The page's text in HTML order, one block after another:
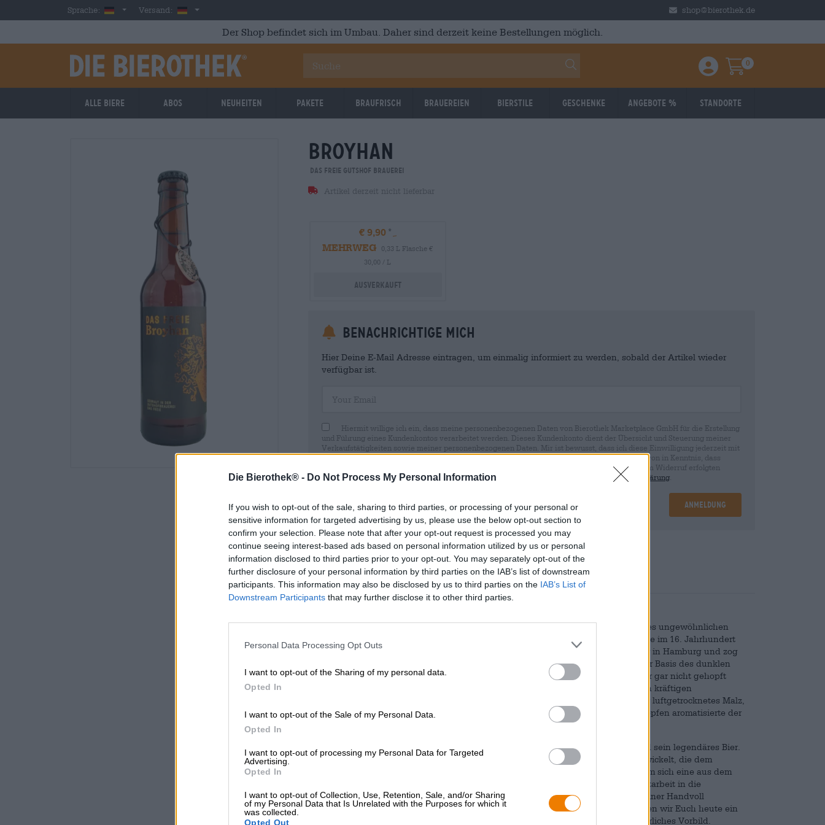
Die Bierothek® - Do Not Process My Personal Information
If you wish to opt-out of the sale, sharing to third parties, or processing of your personal or
sensitive information for targeted advertising by us, please use the below opt-out section to
confirm your selection. Please note that after your opt-out request is processed you may
continue seeing interest-based ads based on personal information utilized by us or personal
information disclosed to third parties prior to your opt-out. You may separately opt-out of the
further disclosure of your personal information by third parties on the IAB’s list of downstream
participants. This information may also be disclosed by us to third parties on the IAB’s List of
Downstream Participants that may further disclose it to other third parties.
Personal Data Processing Opt Outs
I want to opt-out of the Sharing of my personal data.
Opted In
I want to opt-out of the Sale of my Personal Data.
Opted In
I want to opt-out of processing my Personal Data for Targeted
Advertising.
Opted In
I want to opt-out of Collection, Use, Retention, Sale, and/or Sharing
of my Personal Data that Is Unrelated with the Purposes for which it
was collected.
Opted Out
Skip to main contentSprache: GermanVersand: Deutschland shop@bierothek.de
Der Shop befindet sich im Umbau. Daher sind derzeit keine Bestellungen möglich.
Einloggen / Anmelden
Warenkorb
0
Alle Biere Abos Neuheiten Pakete Braufrisch Brauereien Bierstile Geschenke Angebote % Standorte
broyhan
Das Freie Gutshof Brauerei
Artikel derzeit nicht lieferbar
€ 9,90
MEHRWEG
0,33 L Flasche €
30,00 / L
Ausverkauft
Benachrichtige mich
Hier Deine E-Mail Adresse eintragen, um einmalig informiert zu werden, sobald der Artikel wieder
verfügbar ist.
Hiermit willige ich ein, dass meine personenbezogenen Daten von Bierothek Marketplace GmbH für die Erstellung
und Führung eines Kundenkontos verarbeitet werden. Dieses Kundenkonto dient der Übersicht und Steuerung meiner
Verkaufstätigkeiten sowie meiner personenbezogenen Daten. Mir ist bewusst, dass ich diese Einwilligung jederzeit mit
Wirkung für die Zukunft per E-Mail an shop@bierothek.de widerrufen kann. Wir setzen Sie davon in Kenntnis, dass
durch den Widerruf der Einwilligung die Rechtmäßigkeit der aufgrund der Einwilligung bis zum Widerruf erfolgten
Verarbeitung nicht berührt wird. Weitere Informationen finden Sie in unserer
Datenschutzerklärung
Anmeldung
* Preise inkl. gesetzlicher MwSt. zzgl.Versandkosten zzgl.Pfand€ 0,08
Beschreibung Infos Bewertungen (0)
Broyhan ist der Name eines mittelalterlichen Bierstiles aus Hannover. Erfinder des ungewöhnlichen
Weißbieres und sein Namenspate ist Cord Broyhan. Der gebürtige Gronauer lebte im 16. Jahrhundert
und war Brauer. Er erlernte das Brauhandwerk als Knecht bei einem Braumeister in Hamburg und zog
dann nach Hannover weiter, um dort sein eigenes Brauhaus zu eröffnen. Auf der Basis des dunklen
Hamburger Weizenbieres erfand er einen ganz neuen Stil, der hell und mild oder gar nicht gehopft
war. Damals wurde das meiste Getreide über Feuer gedarrt, was dem Malz einen kräftigen
Rauchgeschmack und seine dunkle Farbe verlieh. Cord verwendete für sein Bier luftgetrocknetes Malz,
das wesentlich feiner schmeckte und ein helles Bier zur Folge hatte. Statt mit Hopfen aromatisierte der
Die Gutsbrauerei Das Freie stammt aus der selben Region wie Cord Broyhan und sein legendäres Bier.
Als Hommage an seinen Schöpfergeist hat das Team eine moderne Version entwickelt, die dem
Original dank zweijähriger Forschung erstaunlich nahekommt. Die Brauerei nahm sich eine aus dem
Jahr 1516 überlieferte Rezeptur vor und transportierte sie in mühevollster Kleinstarbeit in die
Gegenwart. Dank ausgeklügelter Brautechnik, aufwändiger Gärverfahren und einer Handvoll
unkonventioneller Zutaten wie Galgant, Zimtstangen und Veilchenwurzel können wir Euch heute ein
Broyhan präsentieren, das wahrscheinlich genauso schmeckt wie sein mittelalterliches Vorbild.